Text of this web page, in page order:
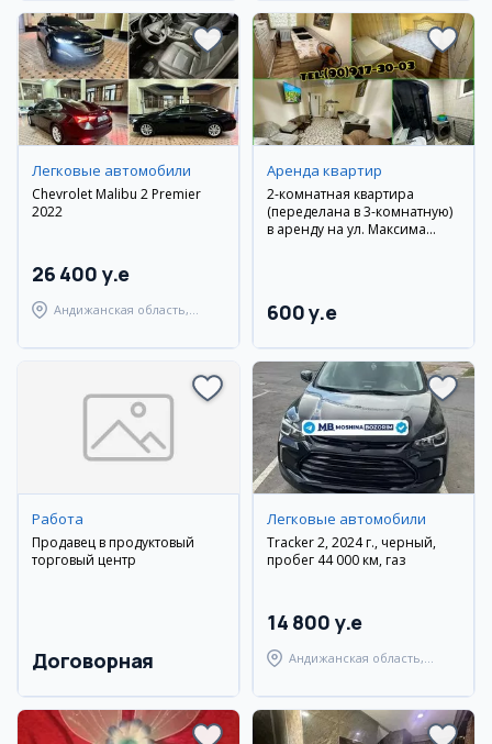
Легковые автомобили
Chevrolet Malibu 2 Premier
2022
26 400 y.e
Андижанская область,
Аренда квартир
2-комнатная квартира
(переделана в 3-комнатную)
в аренду на ул. Максима
600 y.e
Работа
Продавец в продуктовый
торговый центр
Договорная
Легковые автомобили
Tracker 2, 2024 г., черный,
пробег 44 000 км, газ
14 800 y.e
Андижанская область,